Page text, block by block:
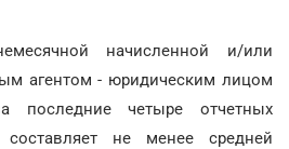
начисленной и/или
агентом - юридическим лицом
последние четыре отчетных
составляет не менее средней